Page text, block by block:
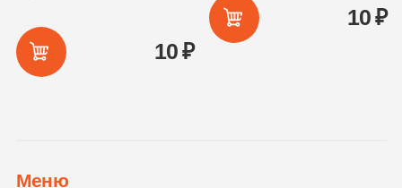
10₽
10₽
Меню